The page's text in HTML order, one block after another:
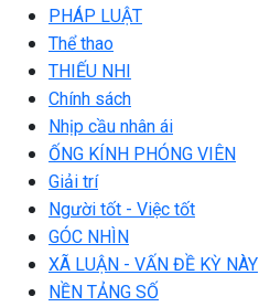
PHÁP LUẬT
Thể thao
THIẾU NHI
Chính sách
Nhịp cầu nhân ái
ỐNG KÍNH PHÓNG VIÊN
Giải trí
Người tốt - Việc tốt
GÓC NHÌN
XÃ LUẬN - VẤN ĐỀ KỲ NÀY
NỀN TẢNG SỐ